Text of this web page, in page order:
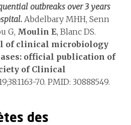
outbreaks over 3 years
Abdelbary MHH, Senn
G, Moulin E, Blanc DS.
of clinical microbiology
official publication of
of Clinical
70. PMID: 30888549.
des